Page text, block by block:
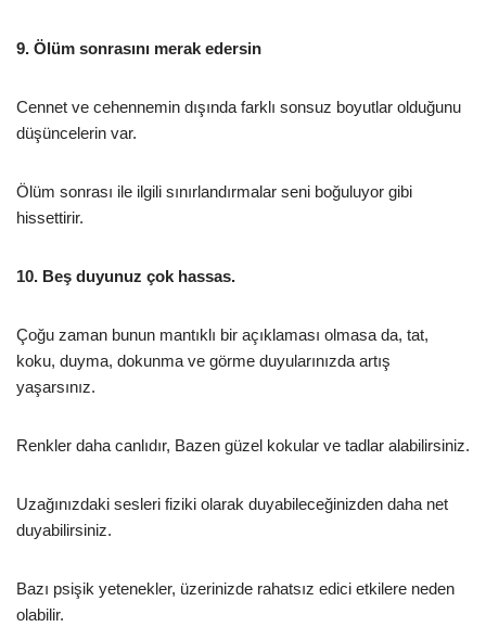
9. Ölüm sonrasını merak edersin
Cennet ve cehennemin dışında farklı sonsuz boyutlar olduğunu
düşüncelerin var.
Ölüm sonrası ile ilgili sınırlandırmalar seni boğuluyor gibi
hissettirir.
10. Beş duyunuz çok hassas.
Çoğu zaman bunun mantıklı bir açıklaması olmasa da, tat,
koku, duyma, dokunma ve görme duyularınızda artış
yaşarsınız.
Renkler daha canlıdır, Bazen güzel kokular ve tadlar alabilirsiniz.
Uzağınızdaki sesleri fiziki olarak duyabileceğinizden daha net
duyabilirsiniz.
Bazı psişik yetenekler, üzerinizde rahatsız edici etkilere neden
olabilir.